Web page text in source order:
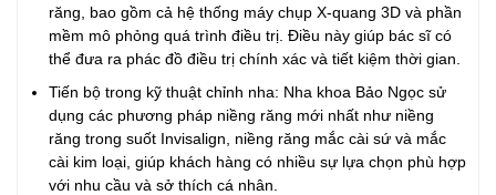
răng, bao gồm cả hệ thống máy chụp X-quang 3D và phần
mềm mô phỏng quá trình điều trị. Điều này giúp bác sĩ có
thể đưa ra phác đồ điều trị chính xác và tiết kiệm thời gian.
Tiến bộ trong kỹ thuật chỉnh nha: Nha khoa Bảo Ngọc sử
dụng các phương pháp niềng răng mới nhất như niềng
răng trong suốt Invisalign, niềng răng mắc cài sứ và mắc
cài kim loại, giúp khách hàng có nhiều sự lựa chọn phù hợp
với nhu cầu và sở thích cá nhân.